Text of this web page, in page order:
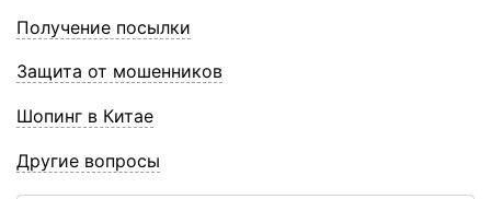
Получение посылки
Защита от мошенников
Шопинг в Китае
Другие вопросы